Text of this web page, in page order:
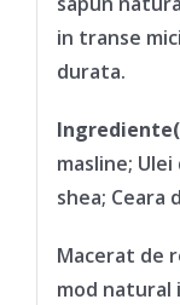
in transe
durata.
masline;
shea; Ceara
Macerat de
mod natural